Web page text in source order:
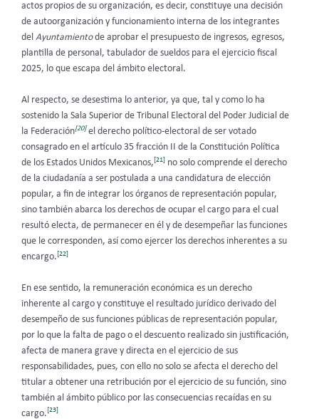
actos propios de su organización, es decir, constituye una decisión
de autoorganización y funcionamiento interna de los integrantes
del Ayuntamientode aprobar el presupuesto de ingresos, egresos,
plantilla de personal, tabulador de sueldos para el ejercicio fiscal
2025, lo que escapa del ámbito electoral.
Al respecto, se desestima lo anterior, ya que, tal y como lo ha
sostenido la Sala Superior de Tribunal Electoral del Poder Judicial de
la Federación[20] el derecho político-electoral de ser votado
consagrado en el artículo 35 fracción II de la Constitución Política
de los Estados Unidos Mexicanos,[21] no solo comprende el derecho
de la ciudadanía a ser postulada a una candidatura de elección
popular, a fin de integrar los órganos de representación popular,
sino también abarca los derechos de ocupar el cargo para el cual
resultó electa, de permanecer en él y de desempeñar las funciones
que le corresponden, así como ejercer los derechos inherentes a su
encargo.[22]
En ese sentido, la remuneración económica es un derecho
inherente al cargo y constituye el resultado jurídico derivado del
desempeño de sus funciones públicas de representación popular,
por lo que la falta de pago o el descuento realizado sin justificación,
afecta de manera grave y directa en el ejercicio de sus
responsabilidades, pues, con ello no solo se afecta el derecho del
titular a obtener una retribución por el ejercicio de su función, sino
también al ámbito público por las consecuencias recaídas en su
cargo. [23]